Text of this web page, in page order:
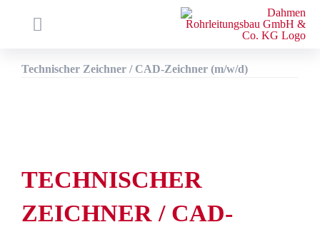
Toggle
Netzservice
Technischer Zeichner / CAD-Zeichner (m/w/d)
TECHNISCHER
ZEICHNER / CAD-